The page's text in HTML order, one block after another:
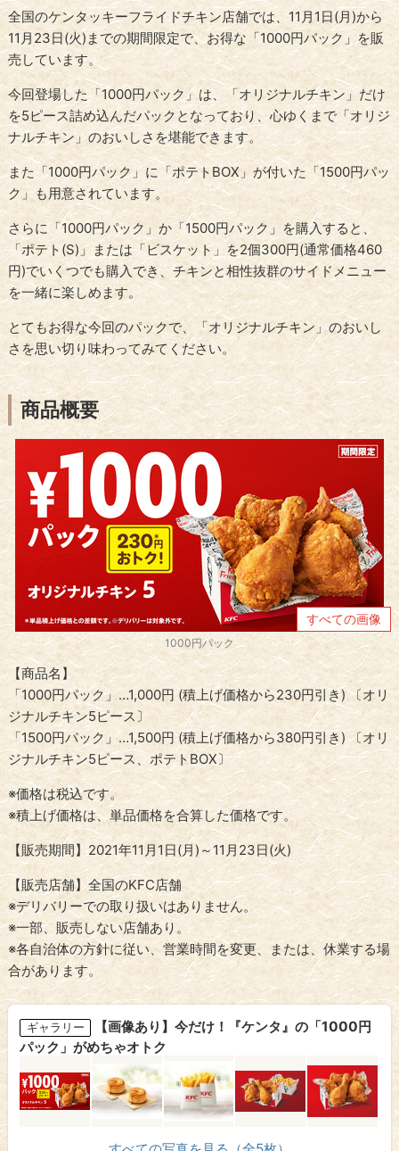
全国のケンタッキーフライドチキン店舗では、11月1日(月)から
11月23日(火)までの期間限定で、お得な「1000円パック」を販
売しています。
今回登場した「1000円パック」は、「オリジナルチキン」だけ
を5ピース詰め込んだパックとなっており、心ゆくまで「オリジ
ナルチキン」のおいしさを堪能できます。
また「1000円パック」に「ポテトBOX」が付いた「1500円パッ
ク」も用意されています。
さらに「1000円パック」か「1500円パック」を購入すると、
「ポテト(S)」または「ビスケット」を2個300円(通常価格460
円)でいくつでも購入でき、チキンと相性抜群のサイドメニュー
を一緒に楽しめます。
とてもお得な今回のパックで、「オリジナルチキン」のおいし
さを思い切り味わってみてください。
商品概要
すべての画像
1000円パック
【商品名】
「1000円パック」…1,000円 (積上げ価格から230円引き) 〔オリ
ジナルチキン5ピース〕
「1500円パック」…1,500円 (積上げ価格から380円引き) 〔オリ
ジナルチキン5ピース、ポテトBOX〕
※価格は税込です。
※積上げ価格は、単品価格を合算した価格です。
【販売期間】2021年11月1日(月)～11月23日(火)
【販売店舗】全国のKFC店舗
※デリバリーでの取り扱いはありません。
※一部、販売しない店舗あり。
※各自治体の方針に従い、営業時間を変更、または、休業する場
合があります。
ギャラリー
【画像あり】今だけ！『ケンタ』の「1000円
パック」がめちゃオトク